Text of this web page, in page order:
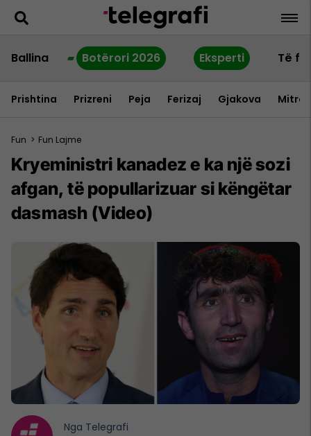
Ballina Botërori 2026 Eksperti Të
Prishtina Prizreni Peja Ferizaj Gjakova
Fun > Fun Lajme
Kryeministri kanadez e ka një sozi
afgan, të popullarizuar si këngëtar
dasmash (Video)
Nga Telegrafi